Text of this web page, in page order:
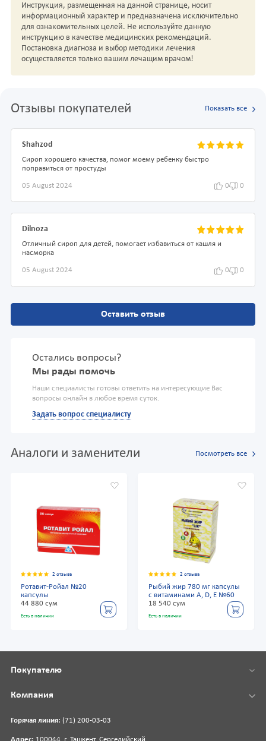
Инструкция, размещенная на данной странице, носит
информационный характер и предназначена исключительно
для ознакомительных целей. Не используйте данную
инструкцию в качестве медицинских рекомендаций.
Постановка диагноза и выбор методики лечения
осуществляется только вашим лечащим врачом!
Отзывы покупателей Показать все
Shahzod
Сироп хорошего качества, помог моему ребенку быстро
поправиться от простуды
05 August 2024 0 0
Dilnoza
Отличный сироп для детей, помогает избавиться от кашля и
насморка
05 August 2024 0 0
Оставить отзыв
Остались вопросы?
Мы рады помочь
Наши специалисты готовы ответить на интересующие Вас
вопросы онлайн в любое время суток.
Задать вопрос специалисту
Аналоги и заменители Посмотреть все
2 отзыва
Ротавит-Ройал №20
капсулы
44 880 сум
Есть в наличии
2 отзыва
Рыбий жир 780 мг капсулы
с витаминами А, D, Е №60
18 540 сум
Есть в наличии
Горячая линия: (71) 200-03-03
Покупателю
Компания